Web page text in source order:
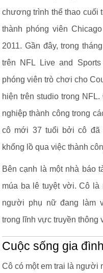
chương trình thể thao cuối
thành phóng viên
2011. Gần đây, trong
trên NFL Live and
phóng viên trò chơi cho
hiện trên studio trong
nghiệp thành công trong
cô mới 37 tuổi bởi cô đã
khổng lồ qua việc thành
Bên cạnh là một nhà báo
múa ba lê tuyệt vời. Cô
người phụ nữ đang làm
trong lĩnh vực truyền thông
Cuộc sống gia đình
Cô có một em trai là người